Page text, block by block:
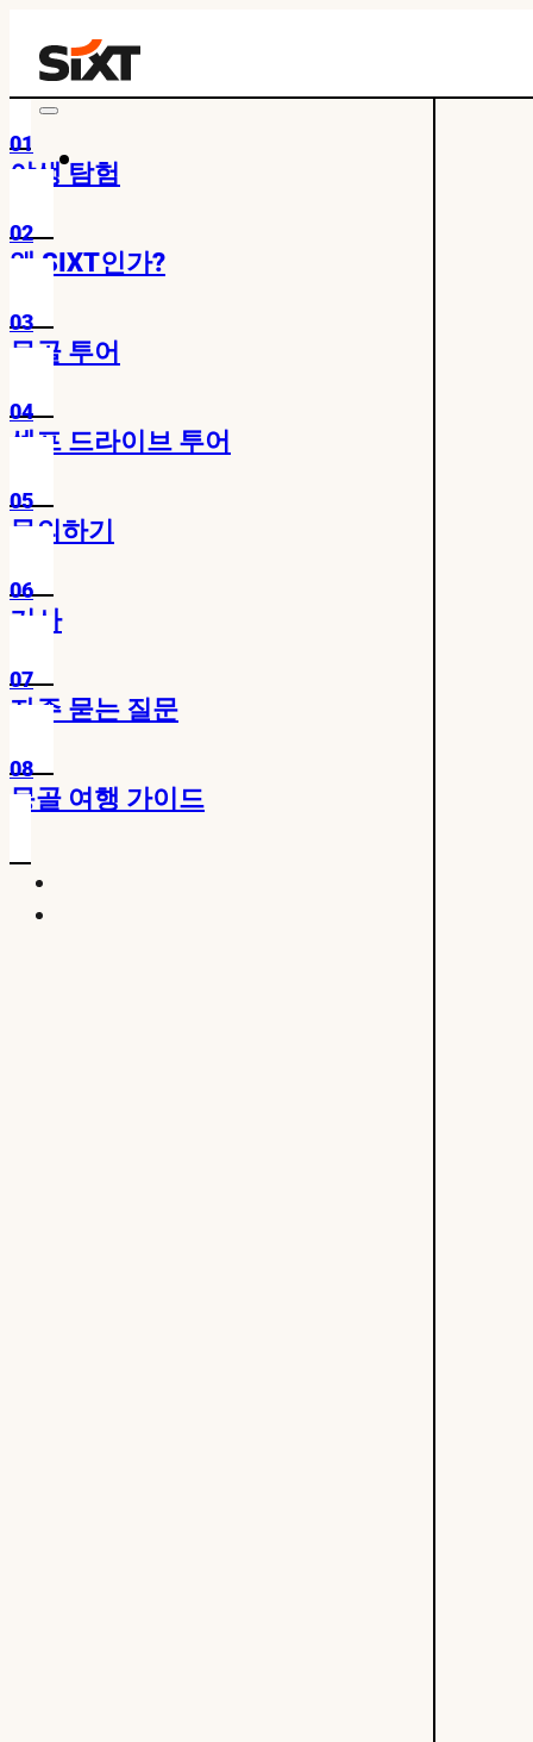
01
야생 탐험
02
왜 SIXT인가?
03
몽골 투어
04
셀프 드라이브 투어
05
문의하기
06
기사
07
자주 묻는 질문
08
몽골 여행 가이드